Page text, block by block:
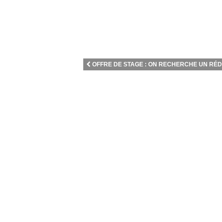
OFFRE DE STAGE : ON RECHERCHE UN